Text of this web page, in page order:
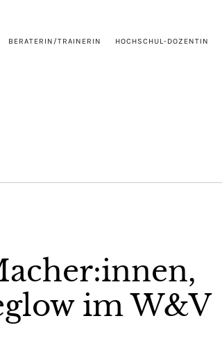
BERATERIN/TRAINERIN HOCHSCHUL-DOZENTIN
im W&V